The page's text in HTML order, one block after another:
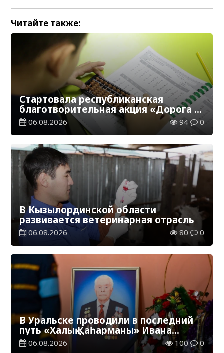
Читайте также:
Стартовала республиканская
благотворительная акция «Дорога в
школу»
06.08.2026 94 0
В Кызылординской области
развивается ветеринарная отрасль
06.08.2026 80 0
В Уральске проводили в последний
путь «Халық Қаһарманы» Ивана
Степановича Гапича
06.08.2026 100 0